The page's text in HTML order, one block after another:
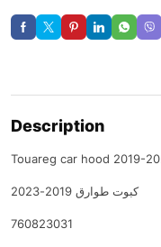
Description
Touareg car hood 2019-
كبوت طوارق 2019-2023
760823031